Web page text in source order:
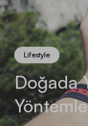
Lifestyle
Doğada